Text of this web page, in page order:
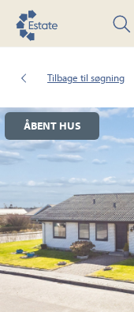
Søg
Tilbage til søgning
ÅBENT HUS